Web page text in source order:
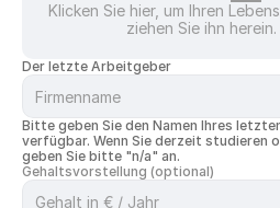
Klicken Sie hier, um Ihren
ziehen Sie ihn
Der letzte Arbeitgeber
Bitte geben Sie den Namen Ihres
verfügbar. Wenn Sie derzeit studieren
geben Sie bitte "n/a" an.
Gehaltsvorstellung (optional)